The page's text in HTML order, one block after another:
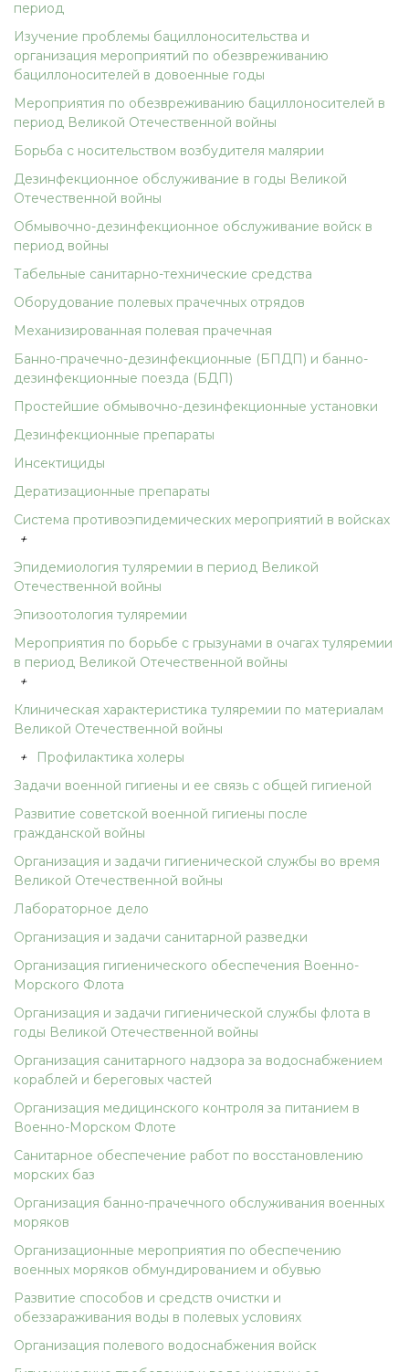
период
Изучение проблемы бациллоносительства и
организация мероприятий по обезвреживанию
бациллоносителей в довоенные годы
Мероприятия по обезвреживанию бациллоносителей в
период Великой Отечественной войны
Борьба с носительством возбудителя малярии
Дезинфекционное обслуживание в годы Великой
Отечественной войны
Обмывочно-дезинфекционное обслуживание войск в
период войны
Табельные санитарно-технические средства
Оборудование полевых прачечных отрядов
Механизированная полевая прачечная
Банно-прачечно-дезинфекционные (БПДП) и банно-
дезинфекционные поезда (БДП)
Простейшие обмывочно-дезинфекционные установки
Дезинфекционные препараты
Инсектициды
Дератизационные препараты
Система противоэпидемических мероприятий в войсках
+
Эпидемиология туляремии в период Великой
Отечественной войны
Эпизоотология туляремии
Мероприятия по борьбе с грызунами в очагах туляремии
в период Великой Отечественной войны
+
Клиническая характеристика туляремии по материалам
Великой Отечественной войны
+
Профилактика холеры
Задачи военной гигиены и ее связь с общей гигиеной
Развитие советской военной гигиены после
гражданской войны
Организация и задачи гигиенической службы во время
Великой Отечественной войны
Лабораторное дело
Организация и задачи санитарной разведки
Организация гигиенического обеспечения Военно-
Морского Флота
Организация и задачи гигиенической службы флота в
годы Великой Отечественной войны
Организация санитарного надзора за водоснабжением
кораблей и береговых частей
Организация медицинского контроля за питанием в
Военно-Морском Флоте
Санитарное обеспечение работ по восстановлению
морских баз
Организация банно-прачечного обслуживания военных
моряков
Организационные мероприятия по обеспечению
военных моряков обмундированием и обувью
Развитие способов и средств очистки и
обеззараживания воды в полевых условиях
Организация полевого водоснабжения войск